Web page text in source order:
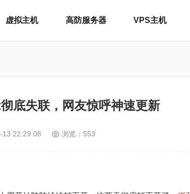
虚拟主机 高防服务器 VPS主机
底失联，网友惊呼神速更新
13 22:29:08 浏览：553